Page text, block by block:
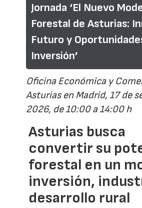
Jornada ‘El Nuevo
Forestal de Asturias:
Futuro y
Inversión’
Oficina Económica y
Asturias en Madrid, 17 de
2026, de 10:00 a 14:00 h
Asturias busca
convertir su
forestal en un
inversión,
desarrollo rural